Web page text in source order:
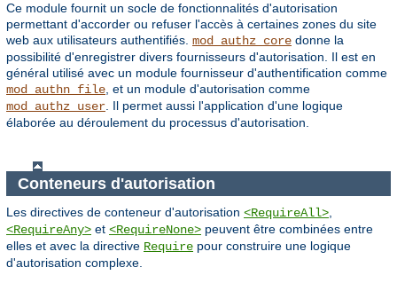
Ce module fournit un socle de fonctionnalités d'autorisation
permettant d'accorder ou refuser l'accès à certaines zones du site
web aux utilisateurs authentifiés. mod_authz_core donne la
possibilité d'enregistrer divers fournisseurs d'autorisation. Il est en
général utilisé avec un module fournisseur d'authentification comme
mod_authn_file , et un module d'autorisation comme
mod_authz_user . Il permet aussi l'application d'une logique
élaborée au déroulement du processus d'autorisation.
Conteneurs d'autorisation
Les directives de conteneur d'autorisation <RequireAll>,
<RequireAny> et <RequireNone> peuvent être combinées entre
elles et avec la directive Require pour construire une logique
d'autorisation complexe.